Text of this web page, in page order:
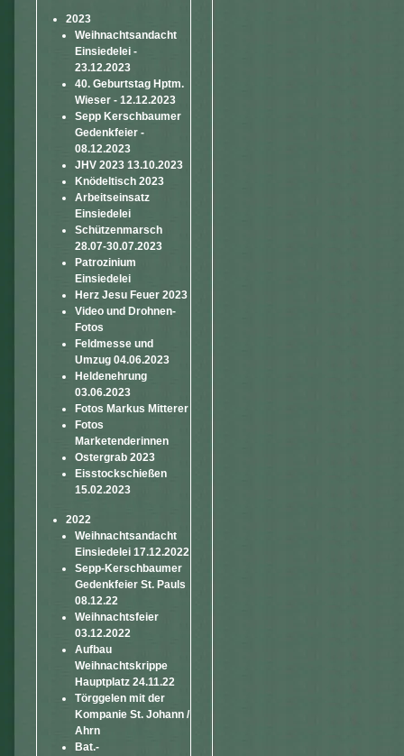
2023
Weihnachtsandacht
Einsiedelei -
23.12.2023
40. Geburtstag Hptm.
Wieser - 12.12.2023
Sepp Kerschbaumer
Gedenkfeier -
08.12.2023
JHV 2023 13.10.2023
Knödeltisch 2023
Arbeitseinsatz
Einsiedelei
Schützenmarsch
28.07-30.07.2023
Patrozinium
Einsiedelei
Herz Jesu Feuer 2023
Video und Drohnen-
Fotos
Feldmesse und
Umzug 04.06.2023
Heldenehrung
03.06.2023
Fotos Markus Mitterer
Fotos
Marketenderinnen
Ostergrab 2023
Eisstockschießen
15.02.2023
2022
Weihnachtsandacht
Einsiedelei 17.12.2022
Sepp-Kerschbaumer
Gedenkfeier St. Pauls
08.12.22
Weihnachtsfeier
03.12.2022
Aufbau
Weihnachtskrippe
Hauptplatz 24.11.22
Törggelen mit der
Kompanie St. Johann /
Ahrn
Bat.-